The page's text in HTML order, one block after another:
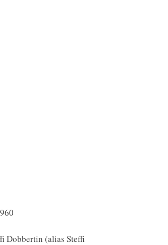
Dobbertin (alias Steffi